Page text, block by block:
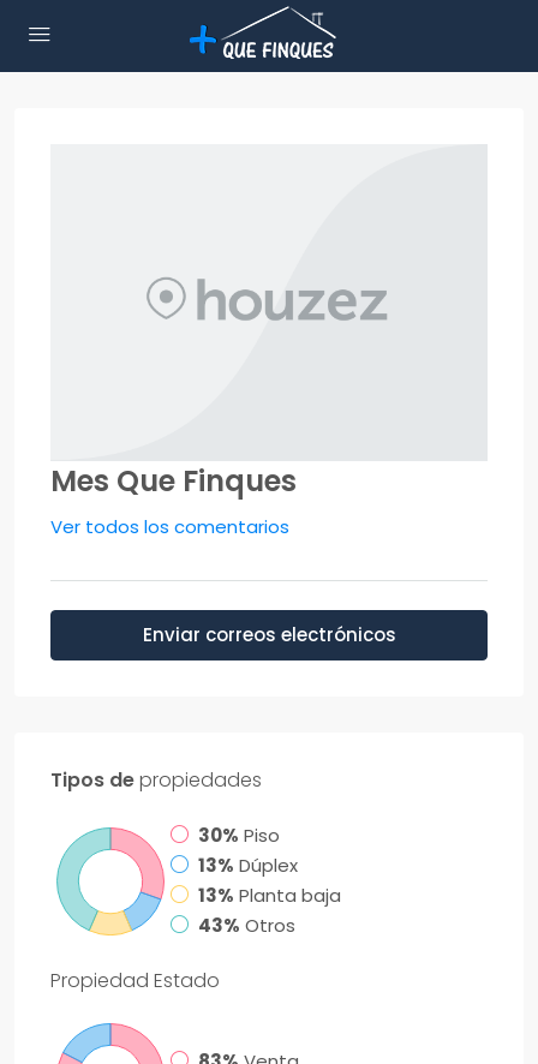
Mes Que Finques
Ver todos los comentarios
Enviar correos electrónicos
Tipos depropiedades
30% Piso
13% Dúplex
13% Planta baja
43% Otros
Propiedad Estado